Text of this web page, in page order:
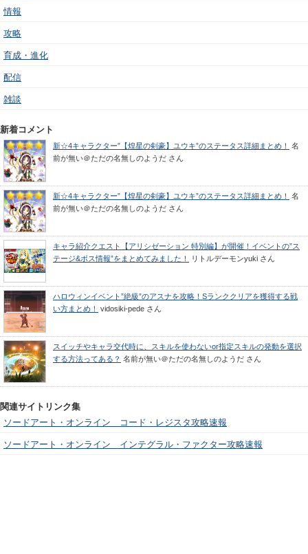
情報
攻略
育成・進化
配信
雑談
新着コメント
新☆4キャラクター”【煌星の剣豪】ユウキ”のステータス詳細まとめ！
名
前が無い＠ただの名無しのようだ さん
新☆4キャラクター”【煌星の剣豪】ユウキ”のステータス詳細まとめ！
名
前が無い＠ただの名無しのようだ さん
キャラ紹介クエスト【アリシゼーション 特別編】が開催！イベントの”ス
テージ&ボス情報”をまとめてみました！
リトルデーモンyuki さん
ハロウィンイベント”絶級”のアスナを攻略！Sランククリアを獲得する戦
い方まとめ！
vidosiki-pede さん
スイッチやキャラ交代時に、スキルを使わないor指定スキルの発動を選択
する方法ってある？ 名前が無い＠ただの名無しのようだ さん
関連サイトリンク集
ソードアート・オンライン コード・レジスタ攻略速報
ソードアート・オンライン インテグラル・ファクター攻略速報